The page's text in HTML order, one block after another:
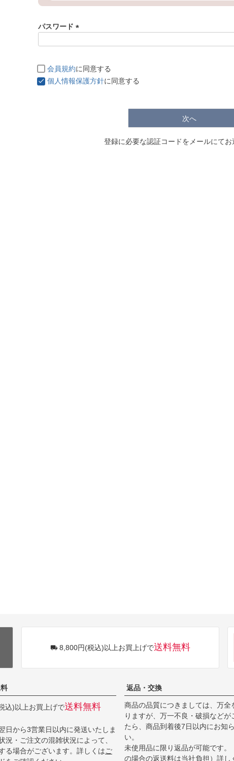
パスワード
)
会員規約に同意する
個人情報保護方針に同意する
次へ
登録に必要な認証コードをメールにてお
8,800円(税込)以上お買上げで送料無料
込)以上お買上げで送料無料
日から3営業日以内に発送いたしま
況・ご注文の混雑状況によって、
る場合がございます。詳しくはご
返品・交換
商品の品質につきましては、万全
りますが、万一不良・破損などが
たら、商品到着後7日以内にお知
い。
未使用品に限り返品が可能です。
の場合の返送料は当社負担）詳し